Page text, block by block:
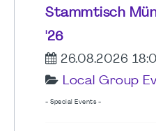
Stammtisch
'26
26.08.2026
Local Group
- Special Events -